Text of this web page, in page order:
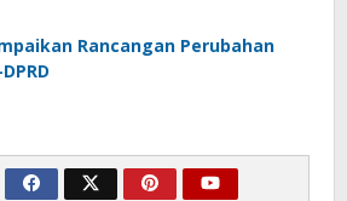
Rancangan Perubahan